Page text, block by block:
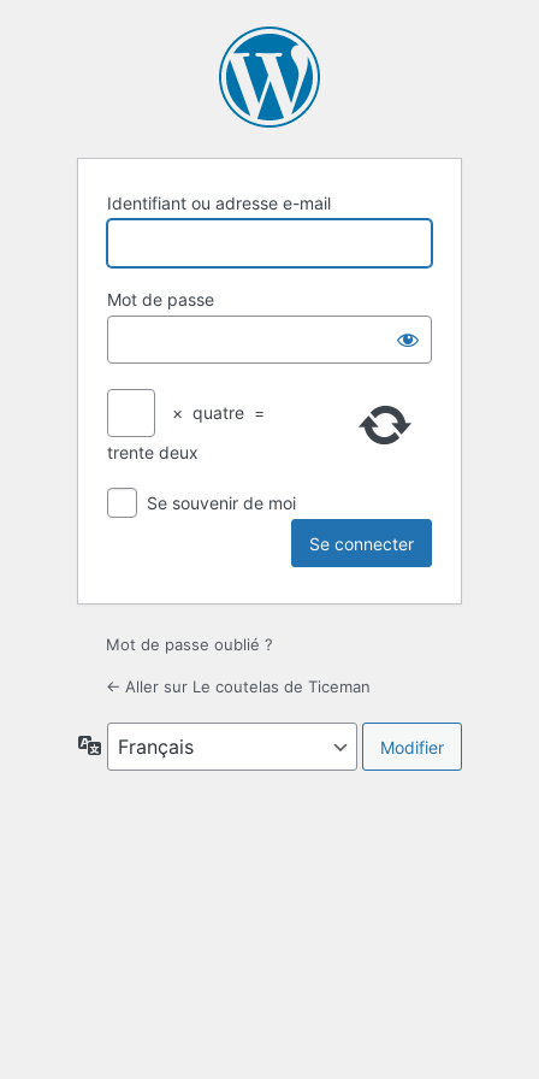
Identifiant ou adresse e-mail
Mot de passe
× quatre =
trente deux
Se souvenir de moi
Mot de passe oublié ?
← Aller sur Le coutelas de Ticeman
Langue